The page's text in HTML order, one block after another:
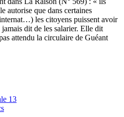
autorise que dans certaines
les citoyens puissent avoir
dit de les salarier. Elle dit
attendu la circulaire de Guéant
13